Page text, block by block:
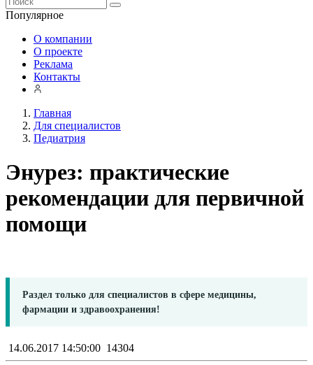
Популярное
О компании
О проекте
Реклама
Контакты
Главная
Для специалистов
Педиатрия
Энурез: практические
рекомендации для первичной
помощи
Раздел только для специалистов в сфере медицины,
фармации и здравоохранения!
14.06.2017 14:50:00 14304